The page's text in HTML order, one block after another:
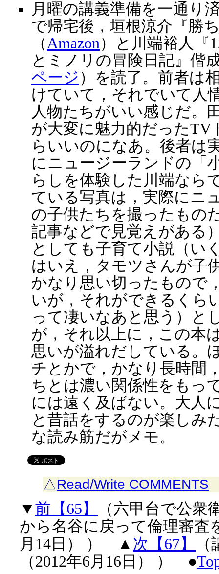
月曜の講義準備を一通り
で帰宅後，垣根涼介『勝
（Amazon）と川端裕人『
とミノリの冒険日記』偕
ページ ）を読了。前者は
けていて，それでいて人
人物たちがいい感じだ。
が大変に魅力的だったTV
らいいのになあ。後者は
にニュージーランドの「
らしを体験した川端なら
ている写真は，実際にニ
の子供たちを撮ったもの
記事などで見覚えがある
としても子育て小説（い
はいえ，タモツさんが子
かなり思い切ったもので
いが，それができるくら
って凄いなあと思う）と
が，それ以上に，この本
思いが溢れだしている。
チとかで，かなり長時間
ちとは濃い関係性をもっ
には遠く及ばない。大人
と昔話をするのが楽しみ
な読み筋だがメモ。
△Read/Write COMMENTS
▼ 前【65】
（六甲台で公衆
から名谷に戻って倫理審査
月14日） ） ▲ 次【67】
（2012年6月16日） ） ●